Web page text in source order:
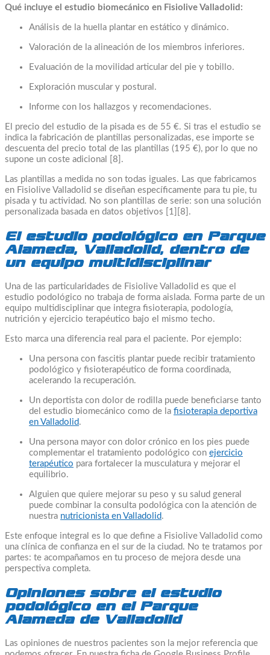
Qué incluye el estudio biomecánico en Fisiolive Valladolid:
Análisis de la huella plantar en estático y dinámico.
Valoración de la alineación de los miembros inferiores.
Evaluación de la movilidad articular del pie y tobillo.
Exploración muscular y postural.
Informe con los hallazgos y recomendaciones.
El precio del estudio de la pisada es de 55 €. Si tras el estudio se
indica la fabricación de plantillas personalizadas, ese importe se
descuenta del precio total de las plantillas (195 €), por lo que no
supone un coste adicional [8].
Las plantillas a medida no son todas iguales. Las que fabricamos
en Fisiolive Valladolid se diseñan específicamente para tu pie, tu
pisada y tu actividad. No son plantillas de serie: son una solución
personalizada basada en datos objetivos [1][8].
El estudio podológico en Parque
Alameda, Valladolid, dentro de
un equipo multidisciplinar
Una de las particularidades de Fisiolive Valladolid es que el
estudio podológico no trabaja de forma aislada. Forma parte de un
equipo multidisciplinar que integra fisioterapia, podología,
nutrición y ejercicio terapéutico bajo el mismo techo.
Esto marca una diferencia real para el paciente. Por ejemplo:
Una persona con fascitis plantar puede recibir tratamiento
podológico y fisioterapéutico de forma coordinada,
acelerando la recuperación.
Un deportista con dolor de rodilla puede beneficiarse tanto
del estudio biomecánico como de la fisioterapia deportiva
en Valladolid.
Una persona mayor con dolor crónico en los pies puede
complementar el tratamiento podológico con ejercicio
terapéutico para fortalecer la musculatura y mejorar el
equilibrio.
Alguien que quiere mejorar su peso y su salud general
puede combinar la consulta podológica con la atención de
nuestra nutricionista en Valladolid.
Este enfoque integral es lo que define a Fisiolive Valladolid como
una clínica de confianza en el sur de la ciudad. No te tratamos por
partes: te acompañamos en tu proceso de mejora desde una
perspectiva completa.
Opiniones sobre el estudio
podológico en el Parque
Alameda de Valladolid
Las opiniones de nuestros pacientes son la mejor referencia que